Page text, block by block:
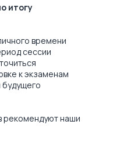
итогу
времени
сессии
к экзаменам
будущего
рекомендуют наши